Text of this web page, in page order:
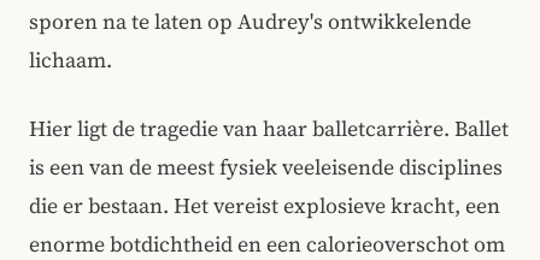
sporen na te laten op Audrey's ontwikkelende
lichaam.
Hier ligt de tragedie van haar balletcarrière. Ballet
is een van de meest fysiek veeleisende disciplines
die er bestaan. Het vereist explosieve kracht, een
enorme botdichtheid en een calorieoverschot om